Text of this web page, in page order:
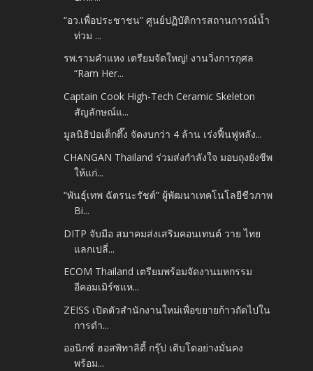
“อว.เพื่อประชาชน” ศูนย์ปฏิบัติการสถานการณ์น้ำ
ท่วม ...
รพ.รามคำแหง เตรียมจัดใหญ่! งานวิ่งการกุศล
“Ram Her...
Captain Cook High-Tech Ceramic Skeleton
สัญลักษณ์แ...
มูลนิธิป่อเต็กตึ๊ง จัดงบกว่า 4 ล้าน เร่งฟื้นฟูหลัง...
CHANGAN Thailand ร่วมส่งกำลังใจ มอบถุงยังชีพ
ให้แก่...
“พันธุ์เทพ ฉัตรนะรัชต์” ผู้พัฒนาเทคโนโลยีชีวภาพ
Bi...
DITP จับมือ สมาคมส่งเสริมคอนเทนต์ วาย ไทย
แลกเปลี่...
ECOM Thailand เตรียมพร้อมจัดงานมหกรรม
อีคอมเมิร์ซแห...
ZEISS เปิดตัวสำนักงานใหม่เพื่อขยายก้าวถัดไปใน
การดำ...
ออนิกซ์ ฮอสพิทาลิตี้ กรุ๊ป เติบโตอย่างมั่นคง
พร้อม...